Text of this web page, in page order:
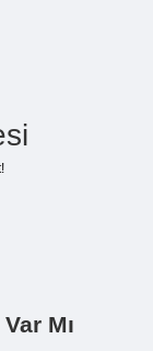
Mı